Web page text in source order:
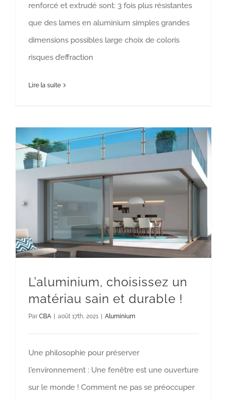
renforcé et extrudé sont: 3 fois plus résistantes
que des lames en aluminium simples grandes
dimensions possibles large choix de coloris
risques d’effraction
Lire la suite
L’aluminium, choisissez un matériau
sain et durable !
Aluminium
L’aluminium, choisissez un
matériau sain et durable !
Par CBA août 17th, 2021 Aluminium
Une philosophie pour préserver
l'environnement : Une fenêtre est une ouverture
sur le monde ! Comment ne pas se préoccuper